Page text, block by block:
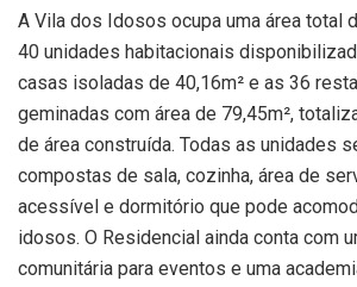
A Vila dos Idosos ocupa uma área total
40 unidades habitacionais
casas isoladas de 40,16m² e as 36
geminadas com área de 79,45m²,
de área construída. Todas as unidades
compostas de sala, cozinha, área de
acessível e dormitório que pode
idosos. O Residencial ainda conta com
comunitária para eventos e uma